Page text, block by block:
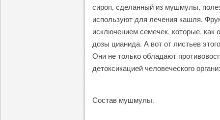
сироп, сделанный из мушмулы,
используют для лечения кашля.
исключением семечек, которые, как
дозы цианида. А вот от листьев
Они не только обладают
детоксикацией человеческого
Состав мушмулы.